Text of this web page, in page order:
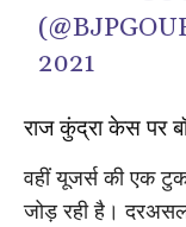
2021
राज कुंद्रा केस पर
वहीं यूजर्स की एक
जोड़ रही है।